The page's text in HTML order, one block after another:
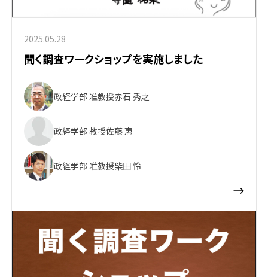
2025.05.28
聞く調査ワークショップを実施しました
政経学部 准教授赤石 秀之
政経学部 教授佐藤 恵
政経学部 准教授柴田 怜